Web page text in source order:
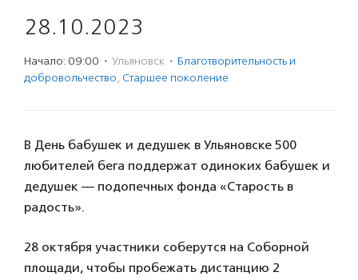
28.10.2023
Начало: 09:00 · Ульяновск · Благотвори­тель­ность и
доброволь­чест­во, Старшее поколение
В День бабушек и дедушек в Ульяновске 500
любителей бега поддержат одиноких бабушек и
дедушек — подопечных фонда «Старость в
радость».
28 октября участники соберутся на Соборной
площади, чтобы пробежать дистанцию 2